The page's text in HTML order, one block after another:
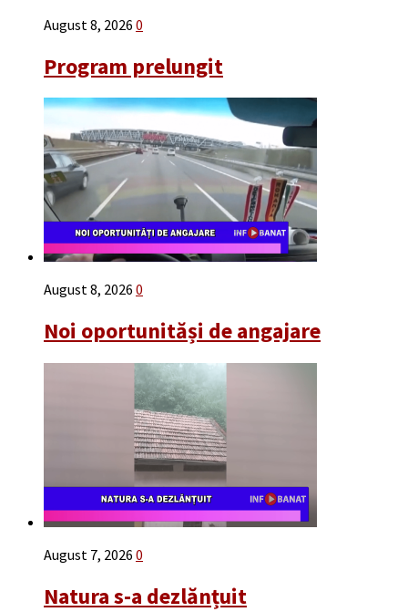
August 8, 2026 0
Program prelungit
August 8, 2026 0
Noi oportunităși de angajare
August 7, 2026 0
Natura s-a dezlănțuit